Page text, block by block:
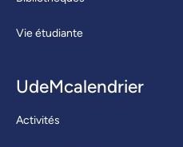
Vie étudiante
UdeMcalendrier
Activités